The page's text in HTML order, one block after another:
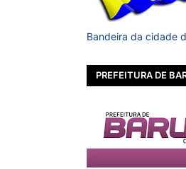
Bandeira da cidade
PREFEITURA DE